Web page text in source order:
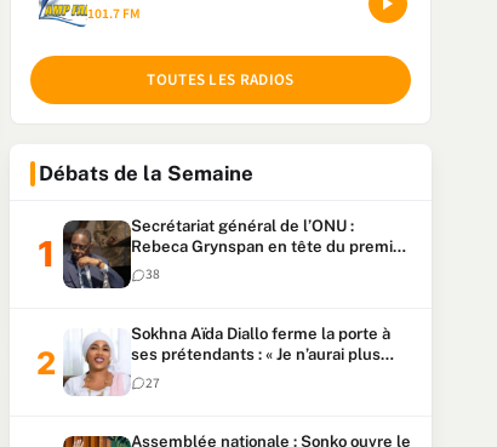
101.7 FM
TOUTES LES RADIOS
Débats de la Semaine
Secrétariat général de l’ONU :
Rebeca Grynspan en tête du premier
vote, Macky Sall pointe à la 5ᵉ place
38
Sokhna Aïda Diallo ferme la porte à
ses prétendants : « Je n’aurai plus
jamais un autre mari »
27
Assemblée nationale : Sonko ouvre le